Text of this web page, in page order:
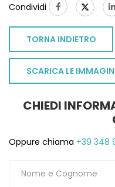
Condividi
TORNA INDIETRO
SCARICA LE
CHIEDI
Oppure chiama +39 348